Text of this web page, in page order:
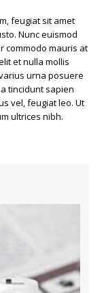
feugiat sit amet
Nunc euismod
commodo mauris at
et nulla mollis
urna posuere
tincidunt sapien
vel, feugiat leo. Ut
ultrices nibh.